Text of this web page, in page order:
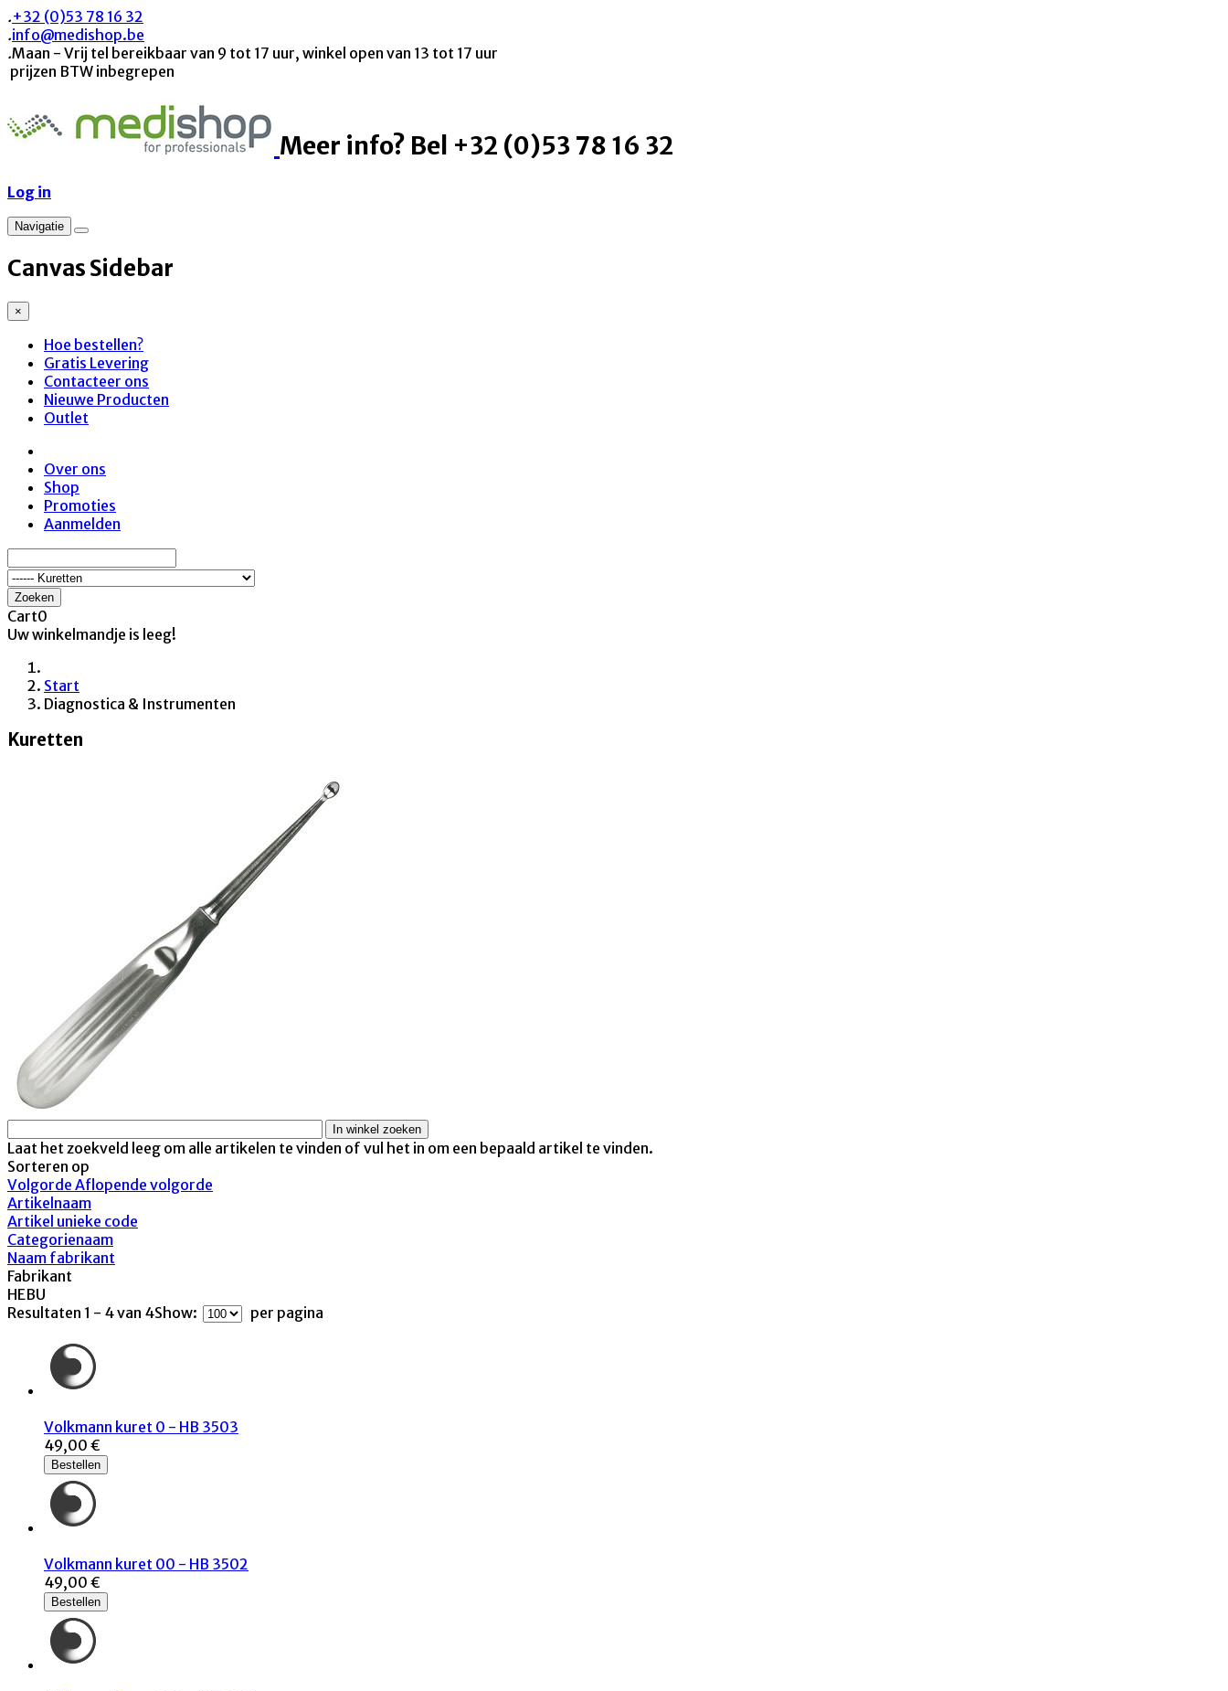
.+32 (0)53 78 16 32
.info@medishop.be
.Maan - Vrij tel bereikbaar van 9 tot 17 uur, winkel open van 13 tot 17 uur
prijzen BTW inbegrepen
Meer info? Bel +32 (0)53 78 16 32
Log in
Navigatie
Canvas Sidebar
×
Hoe bestellen?
Gratis Levering
Contacteer ons
Nieuwe Producten
Outlet
Over ons
Shop
Promoties
Aanmelden
Zoeken
Cart0
Uw winkelmandje is leeg!
Start
Diagnostica & Instrumenten
Kuretten
Laat het zoekveld leeg om alle artikelen te vinden of vul het in om een bepaald artikel te vinden.
Sorteren op
Volgorde Aflopende volgorde
Artikelnaam
Artikel unieke code
Categorienaam
Naam fabrikant
Fabrikant
HEBU
Resultaten 1 - 4 van 4Show: per pagina
Volkmann kuret 0 - HB 3503
49,00 €
Bestellen
Volkmann kuret 00 - HB 3502
49,00 €
Bestellen